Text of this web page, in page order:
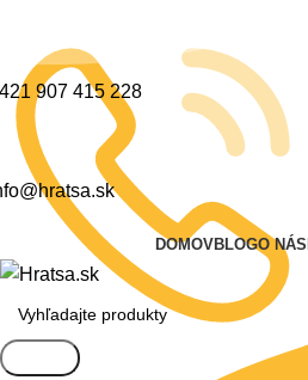
907 415 228
DOMOVBLOGO NÁS